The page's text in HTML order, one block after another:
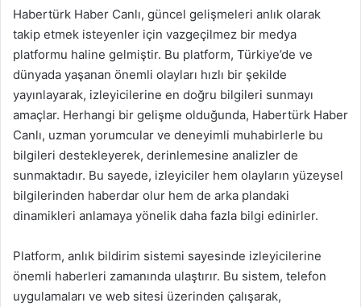
Habertürk Haber Canlı, güncel gelişmeleri anlık olarak
takip etmek isteyenler için vazgeçilmez bir medya
platformu haline gelmiştir. Bu platform, Türkiye’de ve
dünyada yaşanan önemli olayları hızlı bir şekilde
yayınlayarak, izleyicilerine en doğru bilgileri sunmayı
amaçlar. Herhangi bir gelişme olduğunda, Habertürk Haber
Canlı, uzman yorumcular ve deneyimli muhabirlerle bu
bilgileri destekleyerek, derinlemesine analizler de
sunmaktadır. Bu sayede, izleyiciler hem olayların yüzeysel
bilgilerinden haberdar olur hem de arka plandaki
dinamikleri anlamaya yönelik daha fazla bilgi edinirler.
Platform, anlık bildirim sistemi sayesinde izleyicilerine
önemli haberleri zamanında ulaştırır. Bu sistem, telefon
uygulamaları ve web sitesi üzerinden çalışarak,